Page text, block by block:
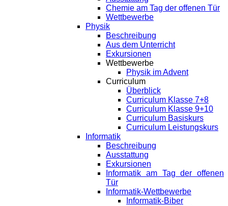
Chemie am Tag der offenen Tür
Wettbewerbe
Physik
Beschreibung
Aus dem Unterricht
Exkursionen
Wettbewerbe
Physik im Advent
Curriculum
Überblick
Curriculum Klasse 7+8
Curriculum Klasse 9+10
Curriculum Basiskurs
Curriculum Leistungskurs
Informatik
Beschreibung
Ausstattung
Exkursionen
Informatik am Tag der offenen
Tür
Informatik-Wettbewerbe
Informatik-Biber